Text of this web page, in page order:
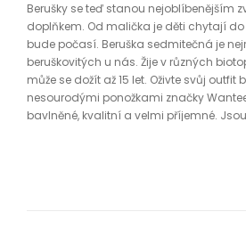
Berušky se teď stanou nejoblíbenějším
doplňkem. Od malička je děti chytají
bude počasí. Beruška sedmitečná je
beruškovitých u nás. Žije v různých
může se dožít až 15 let. Oživte svůj outfit
nesourodými ponožkami značky
bavlněné, kvalitní a velmi příjemné.